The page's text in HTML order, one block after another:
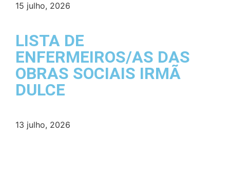
15 julho, 2026
LISTA DE
ENFERMEIROS/AS DAS
OBRAS SOCIAIS IRMÃ
DULCE
13 julho, 2026